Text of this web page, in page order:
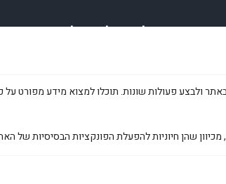
העדפות פרטיות
אנו משתמשים בעוגיות כדי
ולבצע פעולות שונות. תוכלו למצוא מידע מפורט על
שהן חיוניות להפעלת הפונקציות הבסיסיות של
הירשמות אל הניוזלטר שלנו